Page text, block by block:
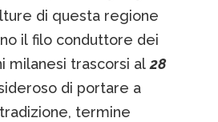
di questa regione
il filo conduttore dei
milanesi trascorsi al28
di portare a
termine